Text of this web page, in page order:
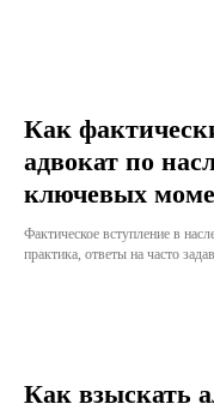
Как
адвокат по
ключевых
Фактическое вступление в
практика, ответы на часто
Как взыскать